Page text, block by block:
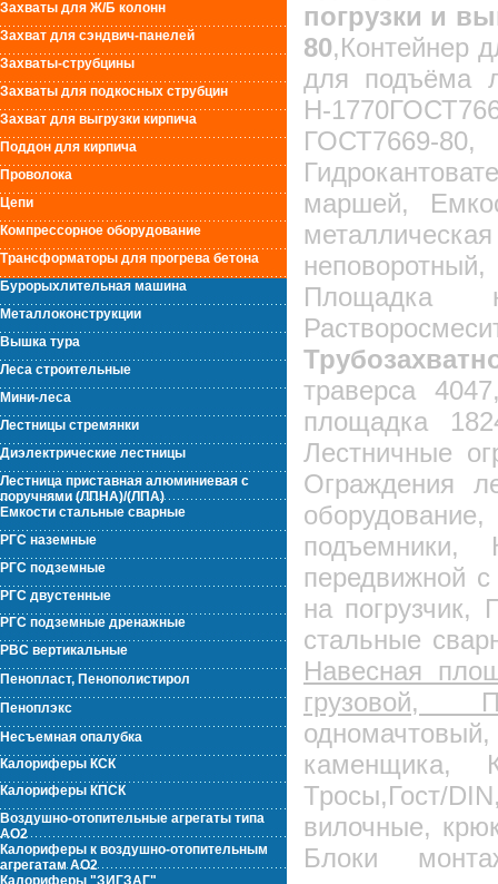
Захваты для Ж/Б колонн
Захват для сэндвич-панелей
Захваты-струбцины
Захваты для подкосных струбцин
Захват для выгрузки кирпича
Поддон для кирпича
Проволока
Цепи
Компрессорное оборудование
Трансформаторы для прогрева бетона
Бурорыхлительная машина
Металлоконструкции
Вышка тура
Леса строительные
Мини-леса
Лестницы стремянки
Диэлектрические лестницы
Лестница приставная алюминиевая с
поручнями (ЛПНА)/(ЛПА)
Емкости стальные сварные
РГС наземные
РГС подземные
РГС двустенные
РГС подземные дренажные
РВС вертикальные
Пенопласт, Пенополистирол
Пеноплэкс
Несъемная опалубка
Калориферы КСК
Калориферы КПСК
Воздушно-отопительные агрегаты типа
АО2
Калориферы к воздушно-отопительным
агрегатам АО2
Калориферы "ЗИГЗАГ"
погрузки и
80,Контейнер
для подъёма
Н-
ГОСТ7669-
маршей,
Площадка
траверса
площадка
Лестничные
Ограждения
передвижной
на погрузчик,
стальные
Навесная
грузовой,
каменщика,
Тросы,Гост/
вилочные,
Блоки